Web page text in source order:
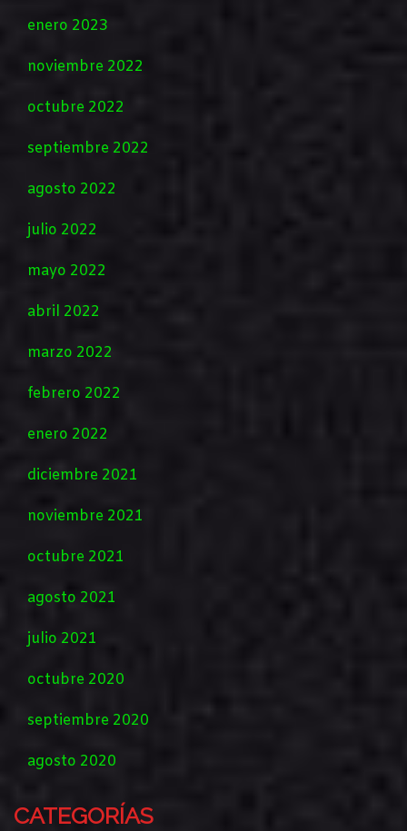
enero 2023
noviembre 2022
octubre 2022
septiembre 2022
agosto 2022
julio 2022
mayo 2022
abril 2022
marzo 2022
febrero 2022
enero 2022
diciembre 2021
noviembre 2021
octubre 2021
agosto 2021
julio 2021
octubre 2020
septiembre 2020
agosto 2020
CATEGORÍAS